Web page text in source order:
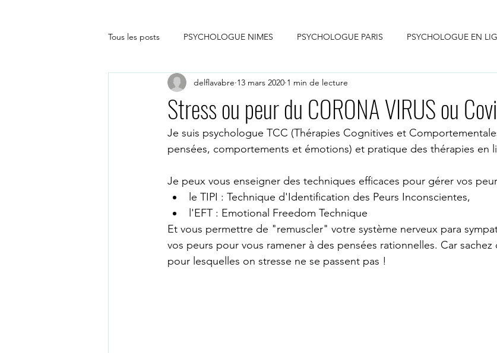
Tous les posts PSYCHOLOGUE NIMES PSYCHOLOGUE PARIS PSYCHOLOGUE EN
psychologue bordeaux marseille PSYCHOLOGUE MARSEILLE
PSYCHOLOGUE TOULOUSE PSYCHOLOGUE VISIO PSYCHOLOGUE SKYPE
Thérapie en ligne Psychologue Nimes psychologue Nantes psychologue
PSYCHOLOGUE PARIS 15 PSYCHOLOGUE PARIS 14 PSYCHOLOGUE
Stress ou peur du CORONA VIRUS ou
delflavabre 13 mars 2020 1 min de lecture
Je suis psychologue TCC (Thérapies Cognitives et
pensées, comportements et émotions) et pratique des thérapies en
Je peux vous enseigner des techniques efficaces pour gérer vos
le TIPI : Technique d'Identification des Peurs Inconscientes,
l'EFT : Emotional Freedom Technique
Et vous permettre de "remuscler" votre système nerveux para
vos peurs pour vous ramener à des pensées rationnelles. Car sachez
pour lesquelles on stresse ne se passent pas !